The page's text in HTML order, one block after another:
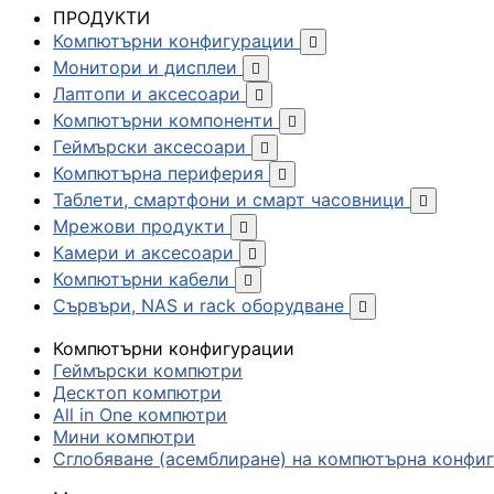
ПРОДУКТИ
Компютърни конфигурации

Монитори и дисплеи 
Лаптопи и аксесоари 
Компютърни компоненти 
Геймърски аксесоари 
Компютърна периферия 
Таблети, смартфони и смарт часовници 
Мрежови продукти 
Камери и аксесоари 
Компютърни кабели 
Сървъри, NAS и rack оборудване 
Компютърни конфигурации
Геймърски компютри
Десктоп компютри
All in One компютри
Мини компютри
Сглобяване (асемблиране) на компютърна